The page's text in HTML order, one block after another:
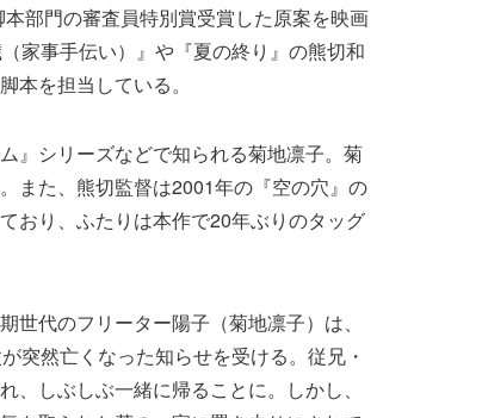
部門の審査員特別賞受賞した原案を映画
家事手伝い）』や『夏の終り』の熊切和
本を担当している。
』シリーズなどで知られる菊地凛子。菊
また、熊切監督は2001年の『空の穴』の
おり、ふたりは本作で20年ぶりのタッグ
代のフリーター陽子（菊地凛子）は、
突然亡くなった知らせを受ける。従兄・
しぶしぶ一緒に帰ることに。しかし、